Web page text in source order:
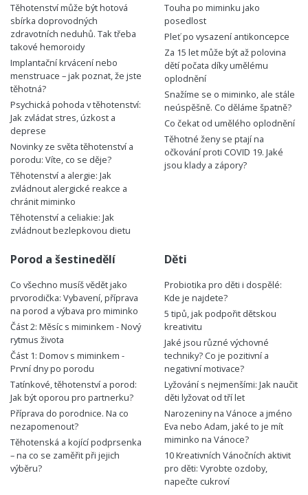
Těhotenství může být hotová
sbírka doprovodných
zdravotních neduhů. Tak třeba
takové hemoroidy
Implantační krvácení nebo
menstruace – jak poznat, že jste
těhotná?
Psychická pohoda v těhotenství:
Jak zvládat stres, úzkost a
deprese
Novinky ze světa těhotenství a
porodu: Víte, co se děje?
Těhotenství a alergie: Jak
zvládnout alergické reakce a
chránit miminko
Těhotenství a celiakie: Jak
zvládnout bezlepkovou dietu
Touha po miminku jako
posedlost
Pleť po vysazení antikoncepce
Za 15 let může být až polovina
dětí počata díky umělému
oplodnění
Snažíme se o miminko, ale stále
neúspěšně. Co děláme špatně?
Co čekat od umělého oplodnění
Těhotné ženy se ptají na
očkování proti COVID 19. Jaké
jsou klady a zápory?
Porod a šestinedělí
Co všechno musíš vědět jako
prvorodička: Vybavení, příprava
na porod a výbava pro miminko
Část 2: Měsíc s miminkem - Nový
rytmus života
Část 1: Domov s miminkem -
První dny po porodu
Tatínkové, těhotenství a porod:
Jak být oporou pro partnerku?
Příprava do porodnice. Na co
nezapomenout?
Těhotenská a kojící podprsenka
– na co se zaměřit při jejich
výběru?
Děti
Probiotika pro děti i dospělé:
Kde je najdete?
5 tipů, jak podpořit dětskou
kreativitu
Jaké jsou různé výchovné
techniky? Co je pozitivní a
negativní motivace?
Lyžování s nejmenšími: Jak naučit
děti lyžovat od tří let
Narozeniny na Vánoce a jméno
Eva nebo Adam, jaké to je mít
miminko na Vánoce?
10 Kreativních Vánočních aktivit
pro děti: Vyrobte ozdoby,
napečte cukroví